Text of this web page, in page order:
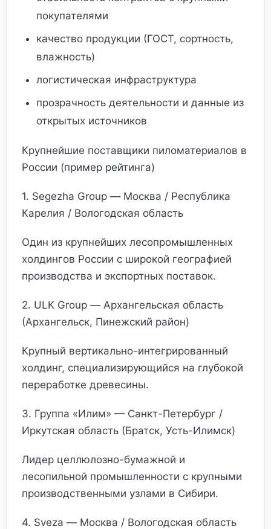
покупателями
качество продукции (ГОСТ, сортность,
влажность)
логистическая инфраструктура
прозрачность деятельности и данные из
открытых источников
Крупнейшие поставщики пиломатериалов в
России (пример рейтинга)
1. Segezha Group — Москва / Республика
Карелия / Вологодская область
Один из крупнейших лесопромышленных
холдингов России с широкой географией
производства и экспортных поставок.
2. ULK Group — Архангельская область
(Архангельск, Пинежский район)
Крупный вертикально-интегрированный
холдинг, специализирующийся на глубокой
переработке древесины.
3. Группа «Илим» — Санкт-Петербург /
Иркутская область (Братск, Усть-Илимск)
Лидер целлюлозно-бумажной и
лесопильной промышленности с крупными
производственными узлами в Сибири.
4. Sveza — Москва / Вологодская область